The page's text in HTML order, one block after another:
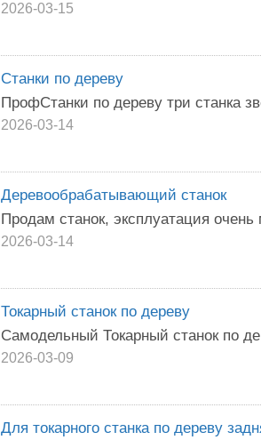
2026-03-15
Станки по дереву
ПрофСтанки по дереву три станка
2026-03-14
Деревообрабатывающий станок
Продам станок, эксплуатация очень
2026-03-14
Токарный станок по дереву
Самодельный Токарный станок по
2026-03-09
Для токарного станка по дереву